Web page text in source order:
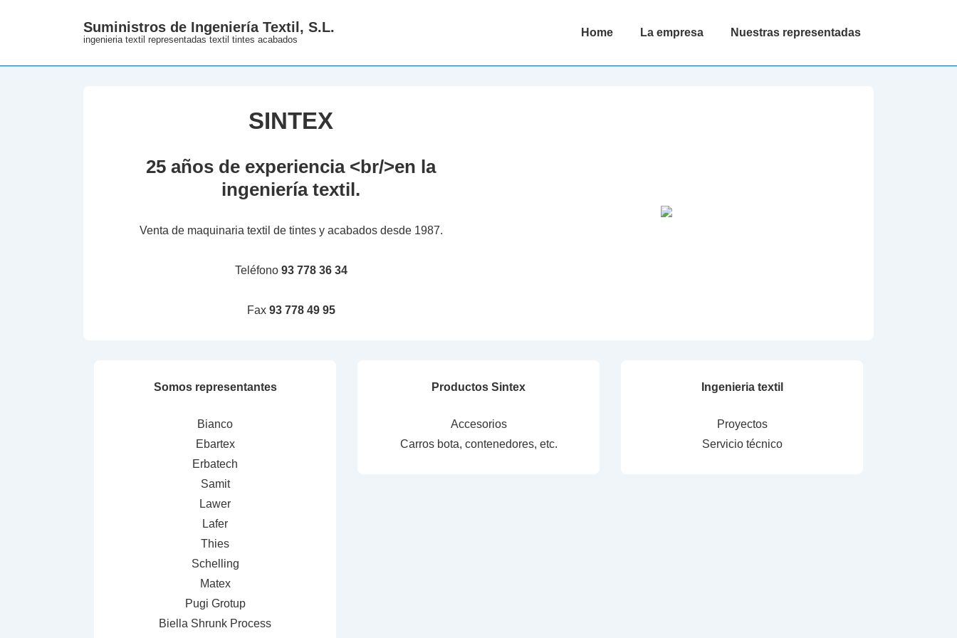
Main
Suministros de Ingeniería Textil, S.L.
ingenieria textil representadas textil tintes acabados
Main
Home La empresa Nuestras representadas
SINTEX
25 años de experiencia <br/>en la
ingeniería textil.
Venta de maquinaria textil de tintes y acabados desde 1987.
Teléfono 93 778 36 34
Fax 93 778 49 95
Somos representantes
Bianco
Ebartex
Erbatech
Samit
Lawer
Lafer
Thies
Schelling
Matex
Pugi Grotup
Biella Shrunk Process
Productos Sintex
Accesorios
Carros bota, contenedores, etc.
Ingenieria textil
Proyectos
Servicio técnico